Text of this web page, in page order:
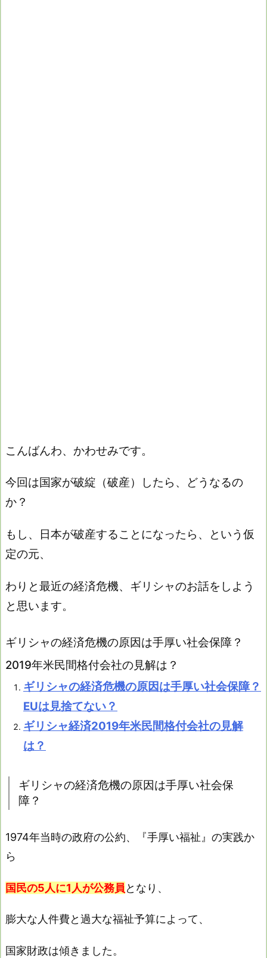
こんばんわ、かわせみです。
今回は国家が破綻（破産）したら、どうなるの
か？
もし、日本が破産することになったら、という仮
定の元、
わりと最近の経済危機、ギリシャのお話をしよう
と思います。
ギリシャの経済危機の原因は手厚い社会保障？
2019年米民間格付会社の見解は？
ギリシャの経済危機の原因は手厚い社会保障？
EUは見捨てない？
ギリシャ経済2019年米民間格付会社の見解
は？
ギリシャの経済危機の原因は手厚い社会保
障？
1974年当時の政府の公約、『手厚い福祉』の実践か
ら
国民の5人に1人が公務員となり、
膨大な人件費と過大な福祉予算によって、
国家財政は傾きました。